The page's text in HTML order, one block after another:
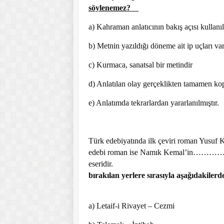
söylenemez?
a) Kahraman anlatıcının bakış açısı
b) Metnin yazıldığı döneme ait ip uçları
c) Kurmaca, sanatsal bir metindir
d) Anlatılan olay gerçeklikten
e) Anlatımda tekrarlardan
Türk edebiyatında ilk çeviri roman
edebi roman ise Namık
bırakılan yerlere sırasıyla
a) Letaif-i Rivayet – Cezmi